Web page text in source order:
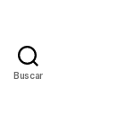
Buscar